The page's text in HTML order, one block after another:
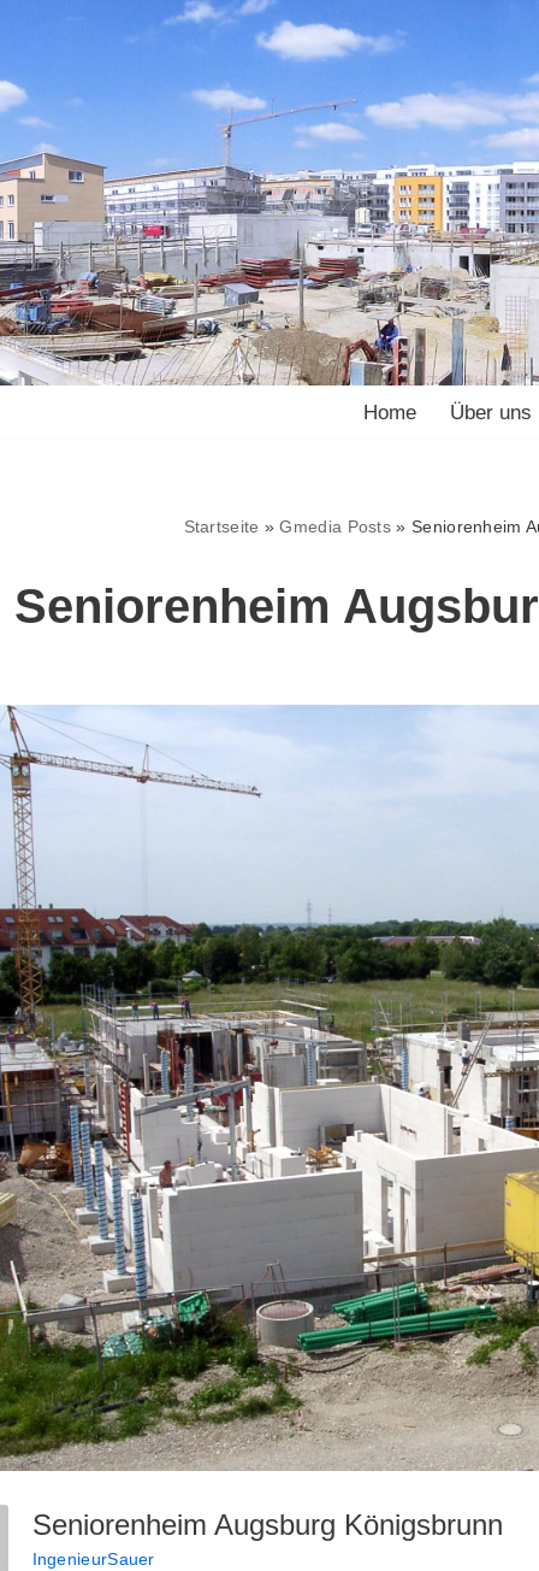
Home Über uns
Startseite »Gmedia Posts » Seniorenheim
Seniorenheim
Seniorenheim Augsburg Königsbrunn
IngenieurSauer